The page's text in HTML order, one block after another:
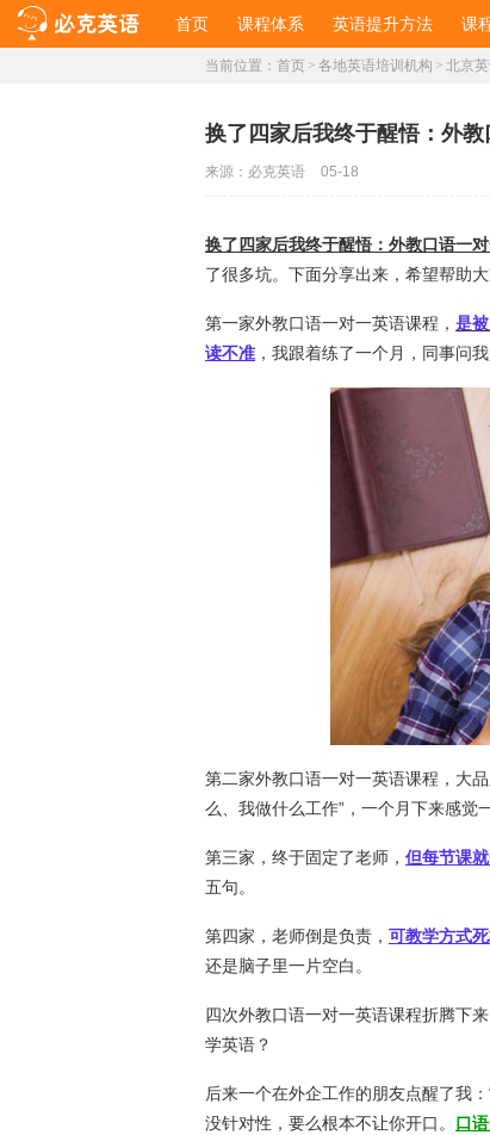
首页 课程体系 英语提升方法 课
当前位置： 首页 > 各地英语培训机构 > 北京
换了四家后我终于醒悟：外
来源： 必克英语 05-18
换了四家后我终于醒悟：外教口语一
了很多坑。下面分享出来，希望帮助大
第一家外教口语一对一英语课程， 是
读不准 ，我跟着练了一个月，同事问
第二家外教口语一对一英语课程，大品
么、我做什么工作”，一个月下来感觉
第三家，终于固定了老师， 但每节课
五句。
第四家，老师倒是负责， 可教学方式
还是脑子里一片空白。
四次外教口语一对一英语课程折腾下
学英语？
后来一个在外企工作的朋友点醒了我
没针对性，要么根本不让你开口。 口